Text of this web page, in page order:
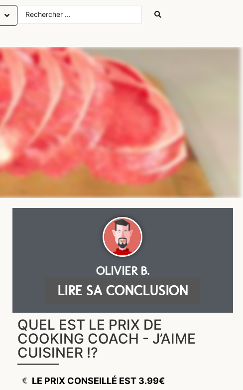
OLIVIER B.
LIRE SA CONCLUSION
QUEL EST LE PRIX DE
COOKING COACH - J’AIME
CUISINER !?
LE PRIX CONSEILLÉ EST 3.99€